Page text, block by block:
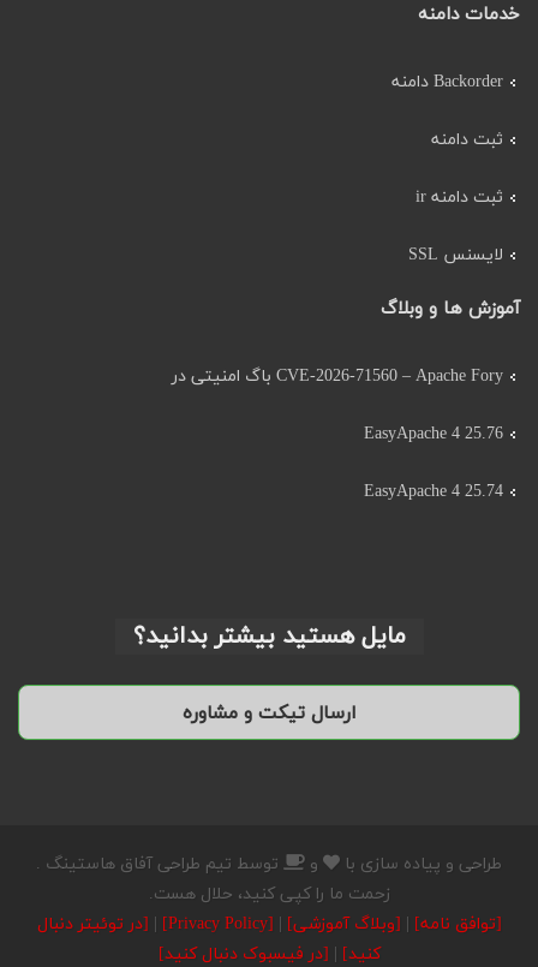
خدمات دامنه
Backorder دامنه
ثبت دامنه
ثبت دامنه ir
لایسنس SSL
آموزش ها و وبلاگ
CVE-2026-71560 – Apache Fory باگ امنیتی در
EasyApache 4 25.76
EasyApache 4 25.74
مایل هستید بیشتر بدانید؟
طراحی و پیاده سازی با و
توسط تیم طراحی آفاق هاستینگ .
زحمت ما را کپی کنید، حلال هست.
[توافق نامه] | [وبلاگ آموزشی] |
[Privacy Policy]
| [در توئیتر دنبال
کنید] | [در فیسبوک دنبال کنید]